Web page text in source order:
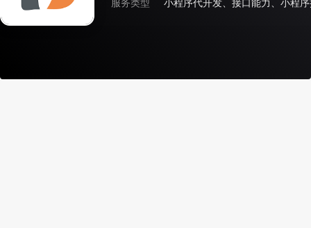
服务类型
小程序代开发、接口能力、小程